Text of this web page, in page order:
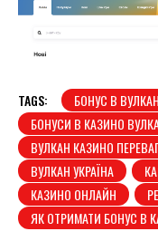
TAGS:
БОНУС В ВУЛКАН
БОНУСИ В КАЗИНО
ВУЛКАН КАЗИНО
ВУЛКАН УКРАЇНА
КАЗИНО ОНЛАЙН
ЯК ОТРИМАТИ БОНУС В